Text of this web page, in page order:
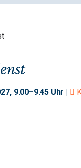
9.00–9.45 Uhr |